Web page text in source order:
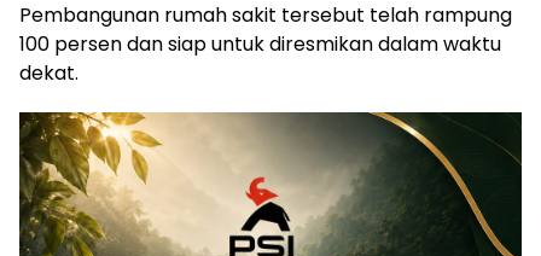
Pembangunan rumah sakit tersebut telah rampung
100 persen dan siap untuk diresmikan dalam waktu
dekat.